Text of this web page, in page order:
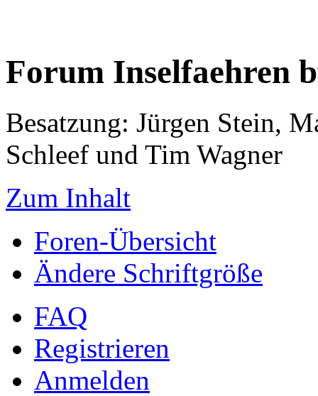
Forum Inselfaehren
Besatzung: Jürgen Stein,
Schleef und Tim Wagner
Zum Inhalt
Foren-Übersicht
Ändere Schriftgröße
FAQ
Registrieren
Anmelden